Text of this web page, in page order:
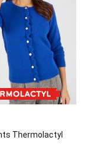
Thermolactyl